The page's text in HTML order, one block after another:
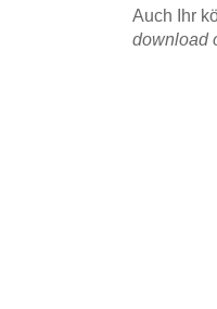
Auch Ihr
download